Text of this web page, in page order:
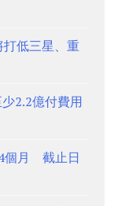
低三星、重
2.2億付費用
個月 截止日